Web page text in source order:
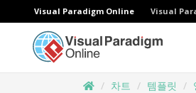
Visual Paradigm Online Visual
차트 템플릿